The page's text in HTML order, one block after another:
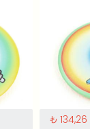
₺ 134,26